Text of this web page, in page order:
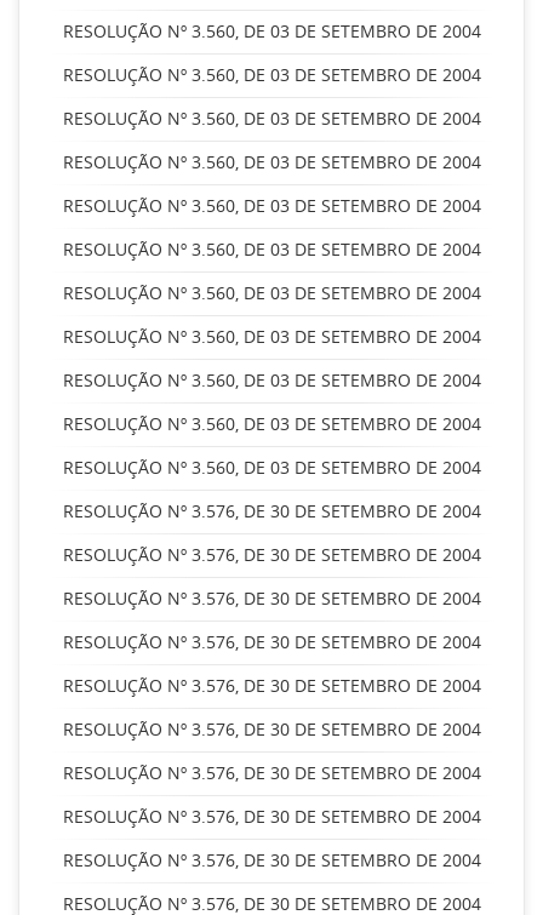
RESOLUÇÃO Nº 3.560, DE 03 DE SETEMBRO DE 2004
RESOLUÇÃO Nº 3.560, DE 03 DE SETEMBRO DE 2004
RESOLUÇÃO Nº 3.560, DE 03 DE SETEMBRO DE 2004
RESOLUÇÃO Nº 3.560, DE 03 DE SETEMBRO DE 2004
RESOLUÇÃO Nº 3.560, DE 03 DE SETEMBRO DE 2004
RESOLUÇÃO Nº 3.560, DE 03 DE SETEMBRO DE 2004
RESOLUÇÃO Nº 3.560, DE 03 DE SETEMBRO DE 2004
RESOLUÇÃO Nº 3.560, DE 03 DE SETEMBRO DE 2004
RESOLUÇÃO Nº 3.560, DE 03 DE SETEMBRO DE 2004
RESOLUÇÃO Nº 3.560, DE 03 DE SETEMBRO DE 2004
RESOLUÇÃO Nº 3.560, DE 03 DE SETEMBRO DE 2004
RESOLUÇÃO Nº 3.576, DE 30 DE SETEMBRO DE 2004
RESOLUÇÃO Nº 3.576, DE 30 DE SETEMBRO DE 2004
RESOLUÇÃO Nº 3.576, DE 30 DE SETEMBRO DE 2004
RESOLUÇÃO Nº 3.576, DE 30 DE SETEMBRO DE 2004
RESOLUÇÃO Nº 3.576, DE 30 DE SETEMBRO DE 2004
RESOLUÇÃO Nº 3.576, DE 30 DE SETEMBRO DE 2004
RESOLUÇÃO Nº 3.576, DE 30 DE SETEMBRO DE 2004
RESOLUÇÃO Nº 3.576, DE 30 DE SETEMBRO DE 2004
RESOLUÇÃO Nº 3.576, DE 30 DE SETEMBRO DE 2004
RESOLUÇÃO Nº 3.576, DE 30 DE SETEMBRO DE 2004